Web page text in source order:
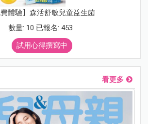
費體驗】森活舒敏兒童益生菌
數量: 10 已報名: 453
試用心得撰寫中
看更多